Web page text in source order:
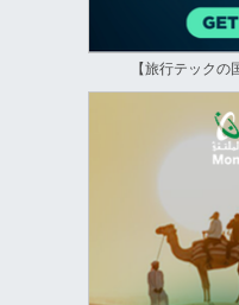
【旅行テックの